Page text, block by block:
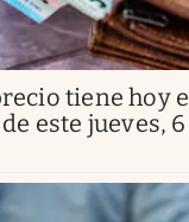
tiene hoy
este jueves,